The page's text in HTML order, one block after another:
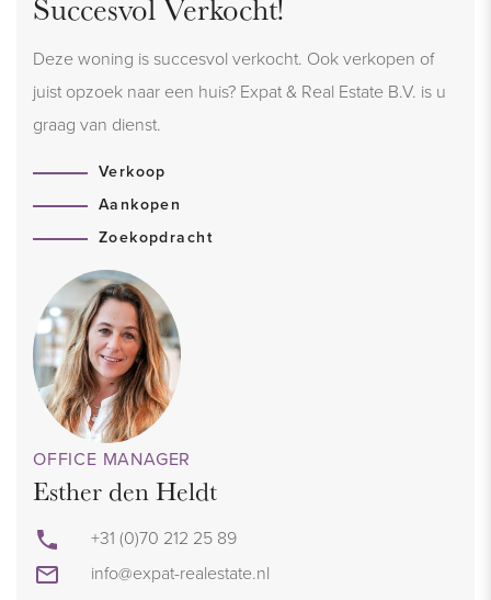
Succesvol Verkocht!
Deze woning is succesvol verkocht. Ook verkopen of
juist opzoek naar een huis? Expat & Real Estate B.V. is u
graag van dienst.
Verkoop
Aankopen
Zoekopdracht
OFFICE MANAGER
Esther den Heldt
+31 (0)70 212 25 89
info@expat-realestate.nl